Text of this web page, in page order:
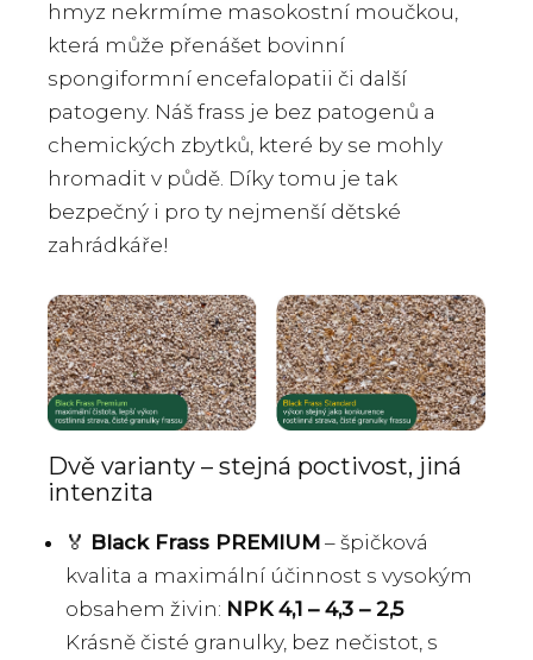
hmyz nekrmíme masokostní moučkou,
která může přenášet bovinní
spongiformní encefalopatii či další
patogeny. Náš frass je bez patogenů a
chemických zbytků, které by se mohly
hromadit v půdě. Díky tomu je tak
bezpečný i pro ty nejmenší dětské
zahrádkáře!
Dvě varianty – stejná poctivost, jiná
intenzita
🏅 Black Frass PREMIUM – špičková
kvalita a maximální účinnost s vysokým
obsahem živin: NPK 4,1 – 4,3 – 2,5
Krásně čisté granulky, bez nečistot, s